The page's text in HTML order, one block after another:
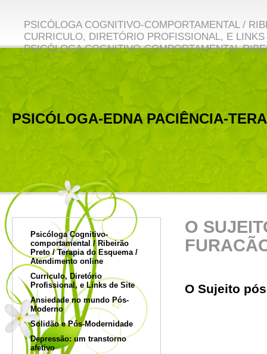
PSICÓLOGA COGNITIVO-COMPORTAMENTAL /
CURRICULO, DIRETÓRIO PROFISSIONAL, E
PSICÓLOGA COGNITIVO-COMPORTAMENTAL
PSICÓLOGA-EDNA PACIÊNCIA-
Psicóloga Cognitivo-
comportamental / Ribeirão
Preto / Terapia do Esquema /
Atendimento online
Curriculo, Diretório
Profissional, e Links de Site
Ansiedade no mundo Pós-
Moderno
Solidão e Pós-Modernidade
Depressão: um transtorno
afetivo
O
O Sujeito